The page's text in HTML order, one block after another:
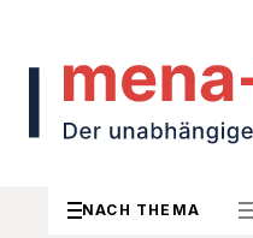
NACH THEMA